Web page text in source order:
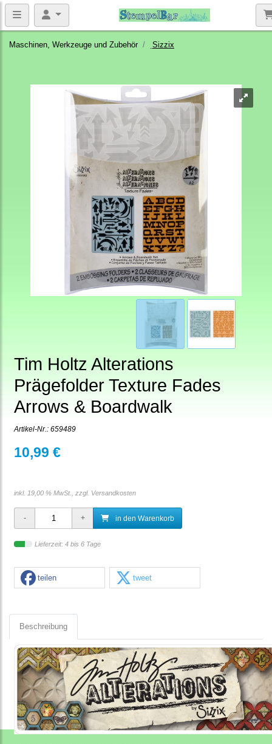
Maschinen, Werkzeuge und Zubehör Sizzix
Tim Holtz Alterations
Prägefolder Texture Fades
Arrows & Boardwalk
Artikel-Nr.: 659489
10,99 €
inkl. 19,00 % MwSt., zzgl. Versandkosten
in den Warenkorb
Lieferzeit: 4 bis 6 Tage
teilen tweet
Beschreibung